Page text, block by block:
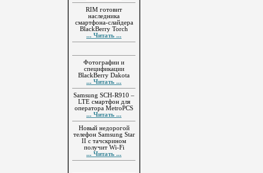
RIM готовит
наследника
смартфона-слайдера
BlackBerry Torch
... Читать ...
Фотографии и
спецификации
BlackBerry Dakota
... Читать ...
Samsung SCH-R910 –
LTE смартфон для
оператора MetroPCS
... Читать ...
Новый недорогой
телефон Samsung Star
II с тачскрином
получит Wi-Fi
... Читать ...